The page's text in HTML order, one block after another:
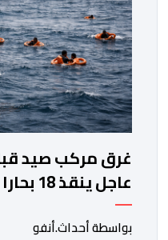
غرق مركب صيد
عاجل ينقذ 18 بحارا من الموت
بواسطة أحداث.أنفو